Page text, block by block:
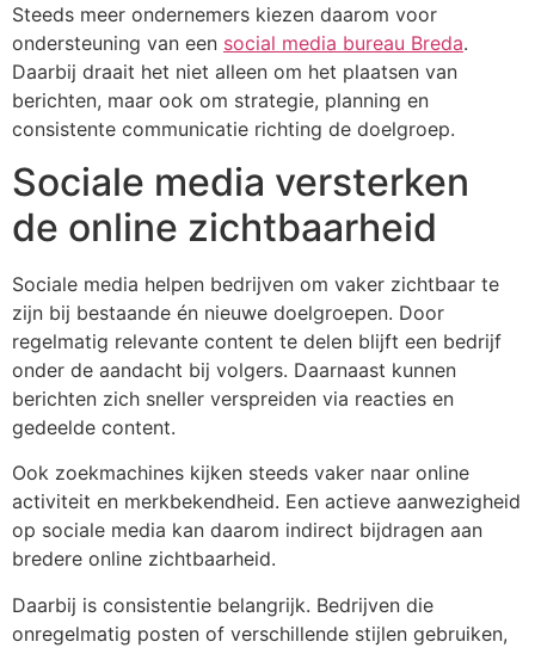
Steeds meer ondernemers kiezen daarom voor
ondersteuning van een social media bureau Breda.
Daarbij draait het niet alleen om het plaatsen van
berichten, maar ook om strategie, planning en
consistente communicatie richting de doelgroep.
Sociale media versterken
de online zichtbaarheid
Sociale media helpen bedrijven om vaker zichtbaar te
zijn bij bestaande én nieuwe doelgroepen. Door
regelmatig relevante content te delen blijft een bedrijf
onder de aandacht bij volgers. Daarnaast kunnen
berichten zich sneller verspreiden via reacties en
gedeelde content.
Ook zoekmachines kijken steeds vaker naar online
activiteit en merkbekendheid. Een actieve aanwezigheid
op sociale media kan daarom indirect bijdragen aan
bredere online zichtbaarheid.
Daarbij is consistentie belangrijk. Bedrijven die
onregelmatig posten of verschillende stijlen gebruiken,